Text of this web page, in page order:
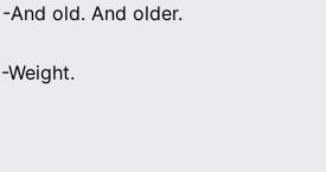
And old. And older.